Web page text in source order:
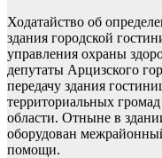
Ходатайство об
здания городской
управления охраны
депутаты Арцизского
передачу здания
территориальных
области. Отныне в
оборудован
помощи.